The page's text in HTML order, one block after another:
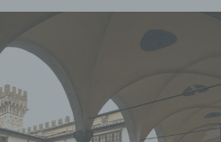
personali relativi a una
relativi all'esecuzione del
economica, allo stato
personali, agli
al comportamento, al
di tale persona fisica.